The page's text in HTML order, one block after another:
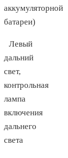
аккумуляторной
батареи)
Левый
дальний
свет,
контрольная
лампа
включения
дальнего
света